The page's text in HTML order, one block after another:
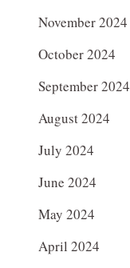
November 2024
October 2024
September 2024
August 2024
July 2024
June 2024
May 2024
April 2024